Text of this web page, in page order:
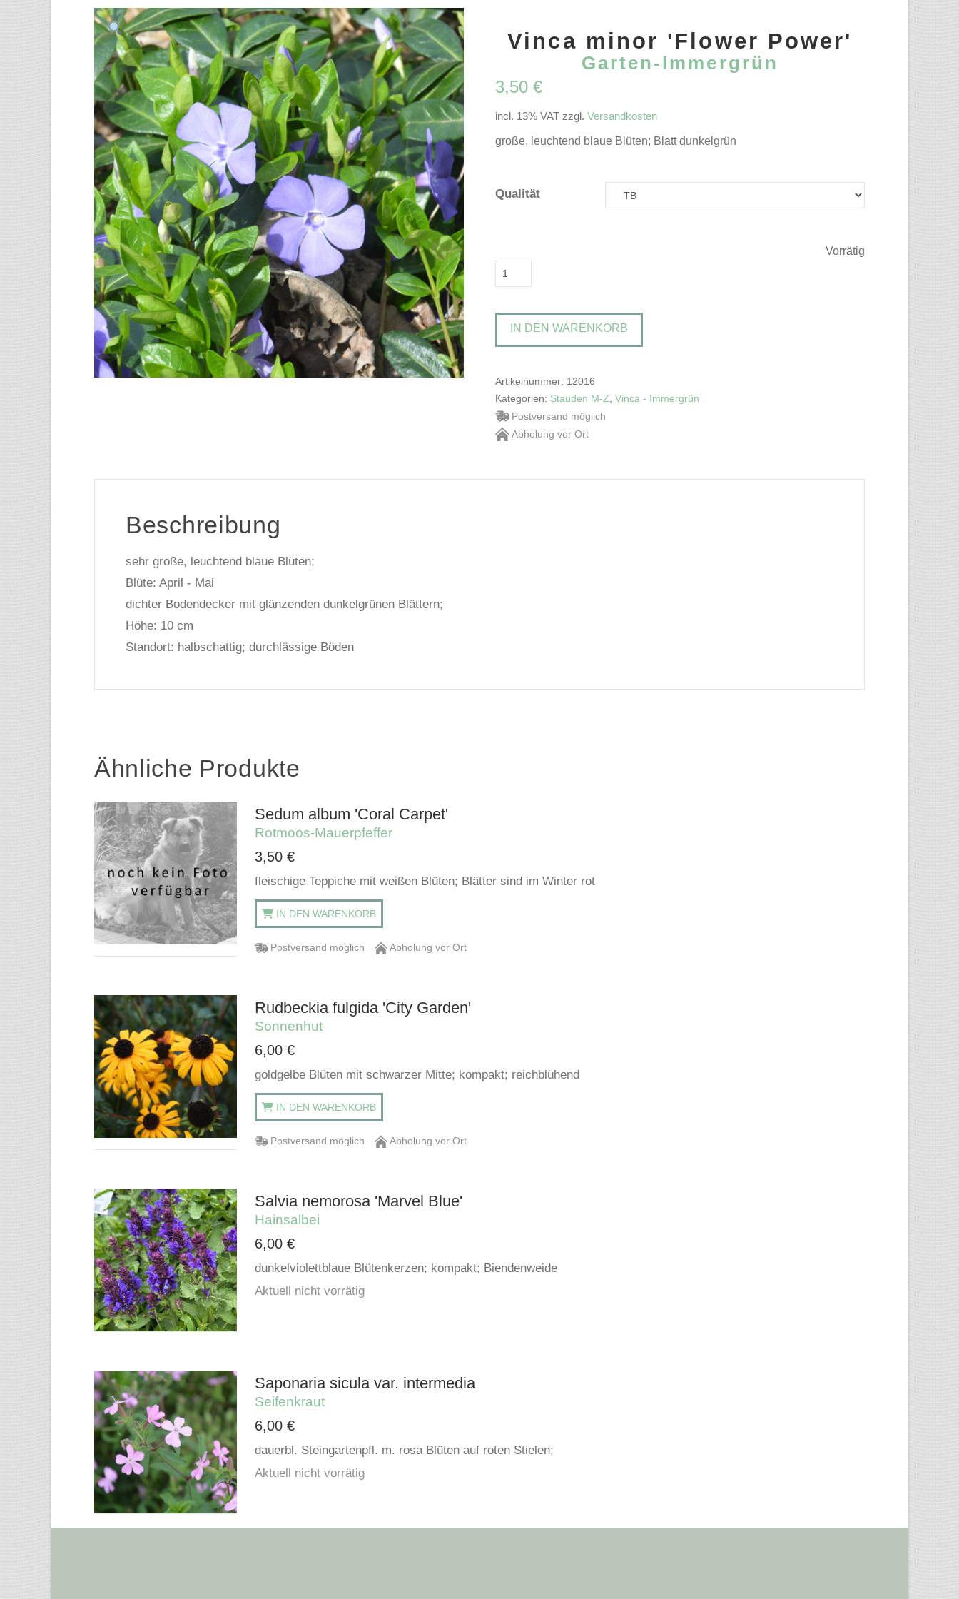
Vinca minor 'Flower Power'
Garten-Immergrün
3,50 €
incl. 13% VAT zzgl. Versandkosten
große, leuchtend blaue Blüten; Blatt dunkelgrün
Qualität
Vorrätig
Vinca
minor
'Flower
Power'Garten-
Menge
IN DEN WARENKORB
Artikelnummer: 12016
Kategorien: Stauden M-Z Vinca - Immergrün
Postversand möglich
Abholung vor Ort
Beschreibung
sehr große, leuchtend blaue Blüten;
Blüte: April - Mai
dichter Bodendecker mit glänzenden dunkelgrünen Blättern;
Höhe: 10 cm
Standort: halbschattig; durchlässige Böden
Ähnliche Produkte
Sedum album 'Coral Carpet'
Rotmoos-Mauerpfeffer
3,50 €
fleischige Teppiche mit weißen Blüten; Blätter sind im Winter rot
IN DEN WARENKORB
Postversand möglich Abholung vor Ort
Rudbeckia fulgida 'City Garden'
Sonnenhut
6,00 €
goldgelbe Blüten mit schwarzer Mitte; kompakt; reichblühend
IN DEN WARENKORB
Postversand möglich Abholung vor Ort
Salvia nemorosa 'Marvel Blue'
Hainsalbei
6,00 €
dunkelviolettblaue Blütenkerzen; kompakt; Biendenweide
Aktuell nicht vorrätig
Saponaria sicula var. intermedia
Seifenkraut
6,00 €
dauerbl. Steingartenpfl. m. rosa Blüten auf roten Stielen;
Aktuell nicht vorrätig